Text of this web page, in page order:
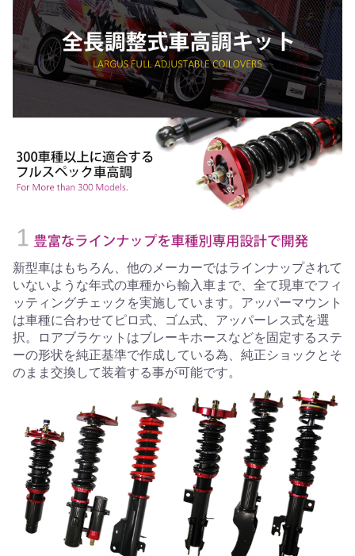
新型車はもちろん、他のメーカーではラインナップされて
いないような年式の車種から輸入車まで、全て現車でフィ
ッティングチェックを実施しています。アッパーマウント
は車種に合わせてピロ式、ゴム式、アッパーレス式を選
択。ロアブラケットはブレーキホースなどを固定するステ
ーの形状を純正基準で作成している為、純正ショックとそ
のまま交換して装着する事が可能です。